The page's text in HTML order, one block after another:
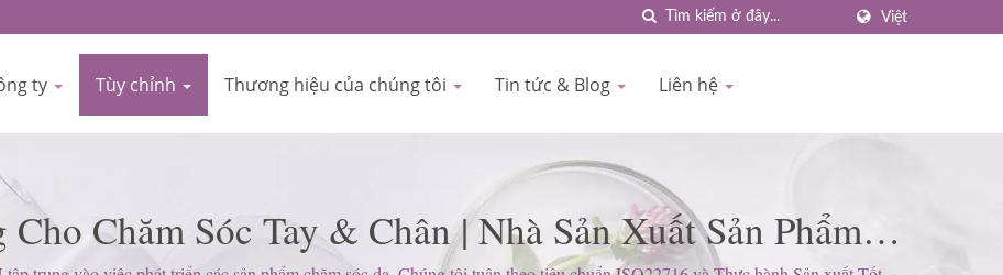
Việt
ty Tùy chỉnh Thương hiệu của chúng tôi Tin tức & Blog Liên hệ
Chăm Sóc Tay & Chân | Nhà Sản Xuất Sản Phẩm